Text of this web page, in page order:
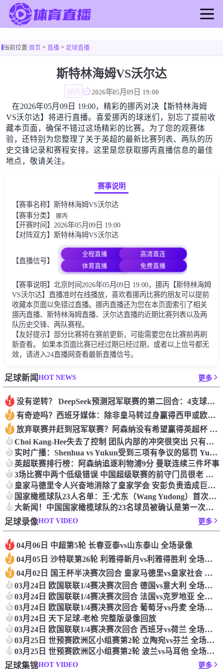
足球直播
足球新闻
篮球新闻
当前位置:首页> 直播> 足球直播
斯特林海姆VS沃尔达
挪丙 2026年05月09日 19:00
在2026年05月09日 19:00，精彩的挪丙对决【斯特林海姆
VS沃尔达】将进行直播。喜爱挪丙的球迷们，别忘了提前收
藏本页面，确保不错过这场精彩的比赛。为了您的观赛体
验，还特别为您整理了关于英超的最新比赛列表、两队的历
史交锋记录和赛程安排。这里是您获取挪丙直播信息的最佳
地点，敬请关注。
赛事说明
【赛事名称】斯特林海姆VS沃尔达
【赛事分类】 挪丙
【开赛时间】2026年05月09日 19:00
【对阵双方】斯特林海姆VS沃尔达
【直播信号】
全程直播
高清直连
体育直播
免费直播
【赛事说明】北京时间2026年05月09日 19:00，挪丙【斯特林海姆
VS沃尔达】直播准时在线播放，喜欢看挪丙比赛的朋友可以提前
收藏本页面以免错过直播。挪丙直播还为您在本页面索引了相关
挪丙直播、斯特林海姆直播、沃尔达直播的近期比赛列表以及两
队历史交锋、两队赛程。
【友好提示】部分比赛将在赛前更新，可能需要您在比赛前再刷
新查看。 如果本页面比赛已经过期已经过期，或者以上信号都无
效，请进入24直播网查看最新直播信号。
足球新闻HOT NEWS 更多
1 没有逆转？ DeepSeek预测冠军联赛的第二回合：4支球队在第一回合中获胜 枪手输了
2 有奇迹吗？西班牙媒体：除非皇马转过身赢得西甲或欧洲冠军
3 放弃联赛并赶到冠军联赛？阿森纳没有希望赢得英超杯 赢得欧洲冠军的可能性
4 Choi Kang-Hee失去了控制 团队内部的冲突很突出 只有一个人可以从水火中拯救崔孔
5 实时广播：Shenhua vs Yukun受到三项有争议的惩罚 Yukun将向中国足球联合会提出投诉
6 英超联赛排行榜：阿森纳追逐利物浦9分 曼联连续三件坏事
7 3场比赛中两个低级错误 中国超级联赛的前守门员很老 是时候让位了 最好的继任者出现
8 皇家马德里令人兴奋地消除了皇家学会 安彭负责造成巨大的灾难！
9 国家橄榄球队23人名单：王·尤东（Wang Yudong）首次被选为第11名 塞吉尼奥（Serginho）在名单上
10 大新闻！中国国家橄榄球队的23名球员被确认是第一次进入阵容
足球录像HOT VIDEO 更多
1 04月06日 中超第5轮 长春亚泰vs山东泰山 全场录像
2 04月05日 沙特联第26轮 利雅得新月vs利雅得胜利 全场录像
3 04月02日 国王杯半决赛次回合 皇家马德里vs皇家社会 全场录像
4 03月24日 欧国联联1/4赛决赛次回合 德国vs意大利 全场录像回放
5 03月24日 欧国联联1/4赛决赛次回合 法国vs克罗地亚 全场录像回放
6 03月24日 欧国联联1/4赛决赛次回合 葡萄牙vs丹麦 全场录像回放
7 03月24日 天下足球-老枪 完整版录像回放
8 03月24日 欧国联联1/4赛决赛次回合 西班牙vs荷兰 全场录像回放
9 03月25日 世预赛欧洲区小组赛第2轮 立陶宛vs芬兰 全场录像回放
10 03月25日 世预赛欧洲区小组赛第2轮 波兰vs马耳他 全场录像回放
足球集锦HOT VIDEO 更多